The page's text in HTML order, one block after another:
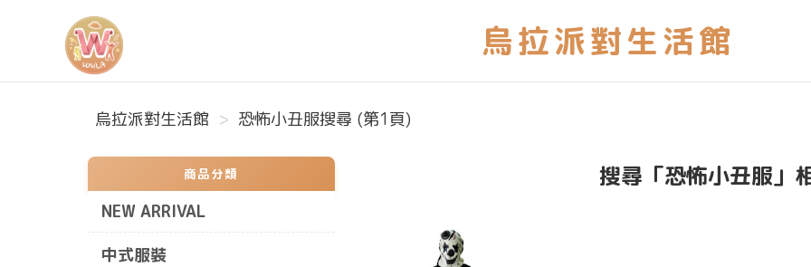
烏拉派對生活館
烏拉派對生活館 恐怖小丑服搜尋 (第1頁)
商品分類
NEW ARRIVAL
中式服裝
搜尋「恐怖小丑服」